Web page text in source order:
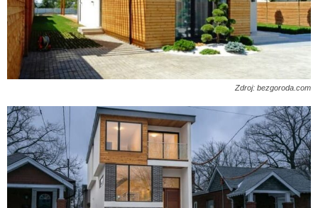
Zdroj: bezgoroda.com